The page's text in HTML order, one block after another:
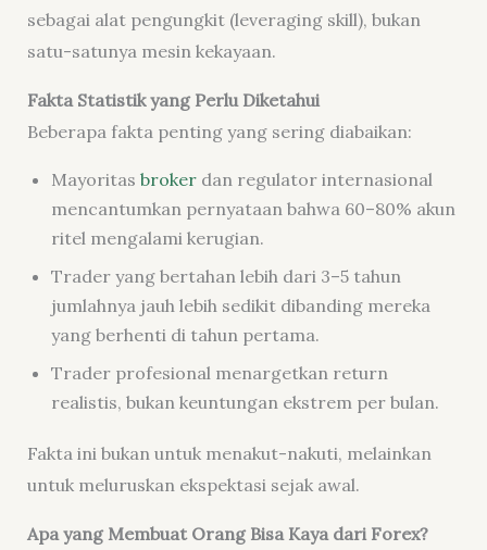
sebagai alat pengungkit (leveraging skill), bukan
satu-satunya mesin kekayaan.
Fakta Statistik yang Perlu Diketahui
Beberapa fakta penting yang sering diabaikan:
Mayoritas brokerdan regulator internasional
mencantumkan pernyataan bahwa 60–80% akun
ritel mengalami kerugian.
Trader yang bertahan lebih dari 3–5 tahun
jumlahnya jauh lebih sedikit dibanding mereka
yang berhenti di tahun pertama.
Trader profesional menargetkan return
realistis, bukan keuntungan ekstrem per bulan.
Fakta ini bukan untuk menakut-nakuti, melainkan
untuk meluruskan ekspektasi sejak awal.
Apa yang Membuat Orang Bisa Kaya dari Forex?